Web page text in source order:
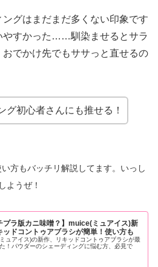
グはまだまだ多くない印象です
やすかった……馴染ませるとサラ
でかけ先でもササっと直せるの
グ初心者さんにも推せる！
方もバッチリ解説してます。いっし
ようぜ！
プラ版カニ味噌？】muice(ミュアイス)新
ッドコントゥアブラシが簡単！使い方も
ュアイス)の新作、リキッドコントゥアブラシが最
！パウダーのシェーディングに悩む方、必見で